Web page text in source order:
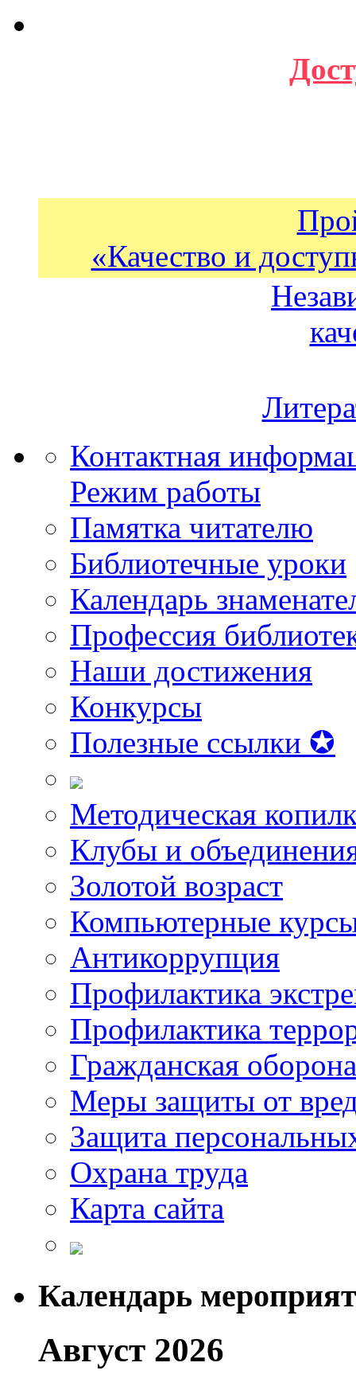
«Качество и
Контактная
Режим работы
Памятка читателю
Библиотечные уроки
Календарь
Профессия
Наши достижения
Конкурсы
Полезные ссылки ✪
Методическая
Клубы и
Золотой возраст
Компьютерные
Антикоррупция
Профилактика
Профилактика
Гражданская оборона
Меры защиты от
Защита
Охрана труда
Карта сайта
Календарь
Август 2026